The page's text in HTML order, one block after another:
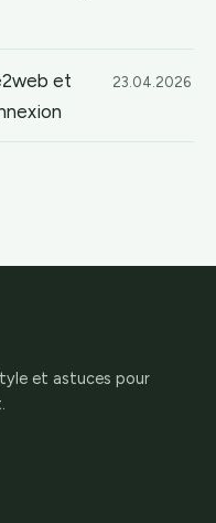
et
23.04.2026
et astuces pour